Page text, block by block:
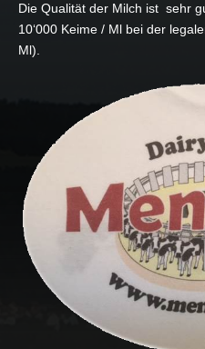
Die Qualität der Milch ist sehr
10‘000 Keime / Ml bei der
Ml).